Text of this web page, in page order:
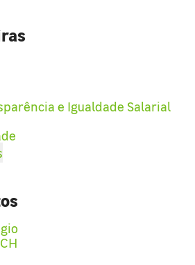
e Igualdade Salarial